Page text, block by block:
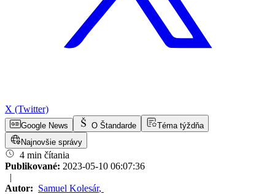
X (Twitter)
Google News O Štandarde
Téma týždňa
Najnovšie správy
4 min čítania
Publikované: 2023-05-10 06:07:36
|
Autor: Samuel Kolesár,